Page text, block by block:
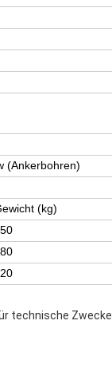
(Ankerbohren)
(kg)
technische Zwecke